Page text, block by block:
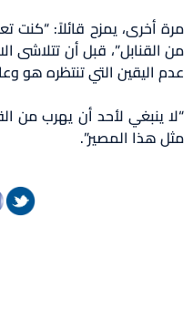
مرة أخرى، يمزح قائلاً: “كنت
من القنابل”، قبل أن تتلاشى
عدم اليقين التي تنتظره هو
“لا ينبغي لأحد أن يهرب من
مثل هذا المصير”.